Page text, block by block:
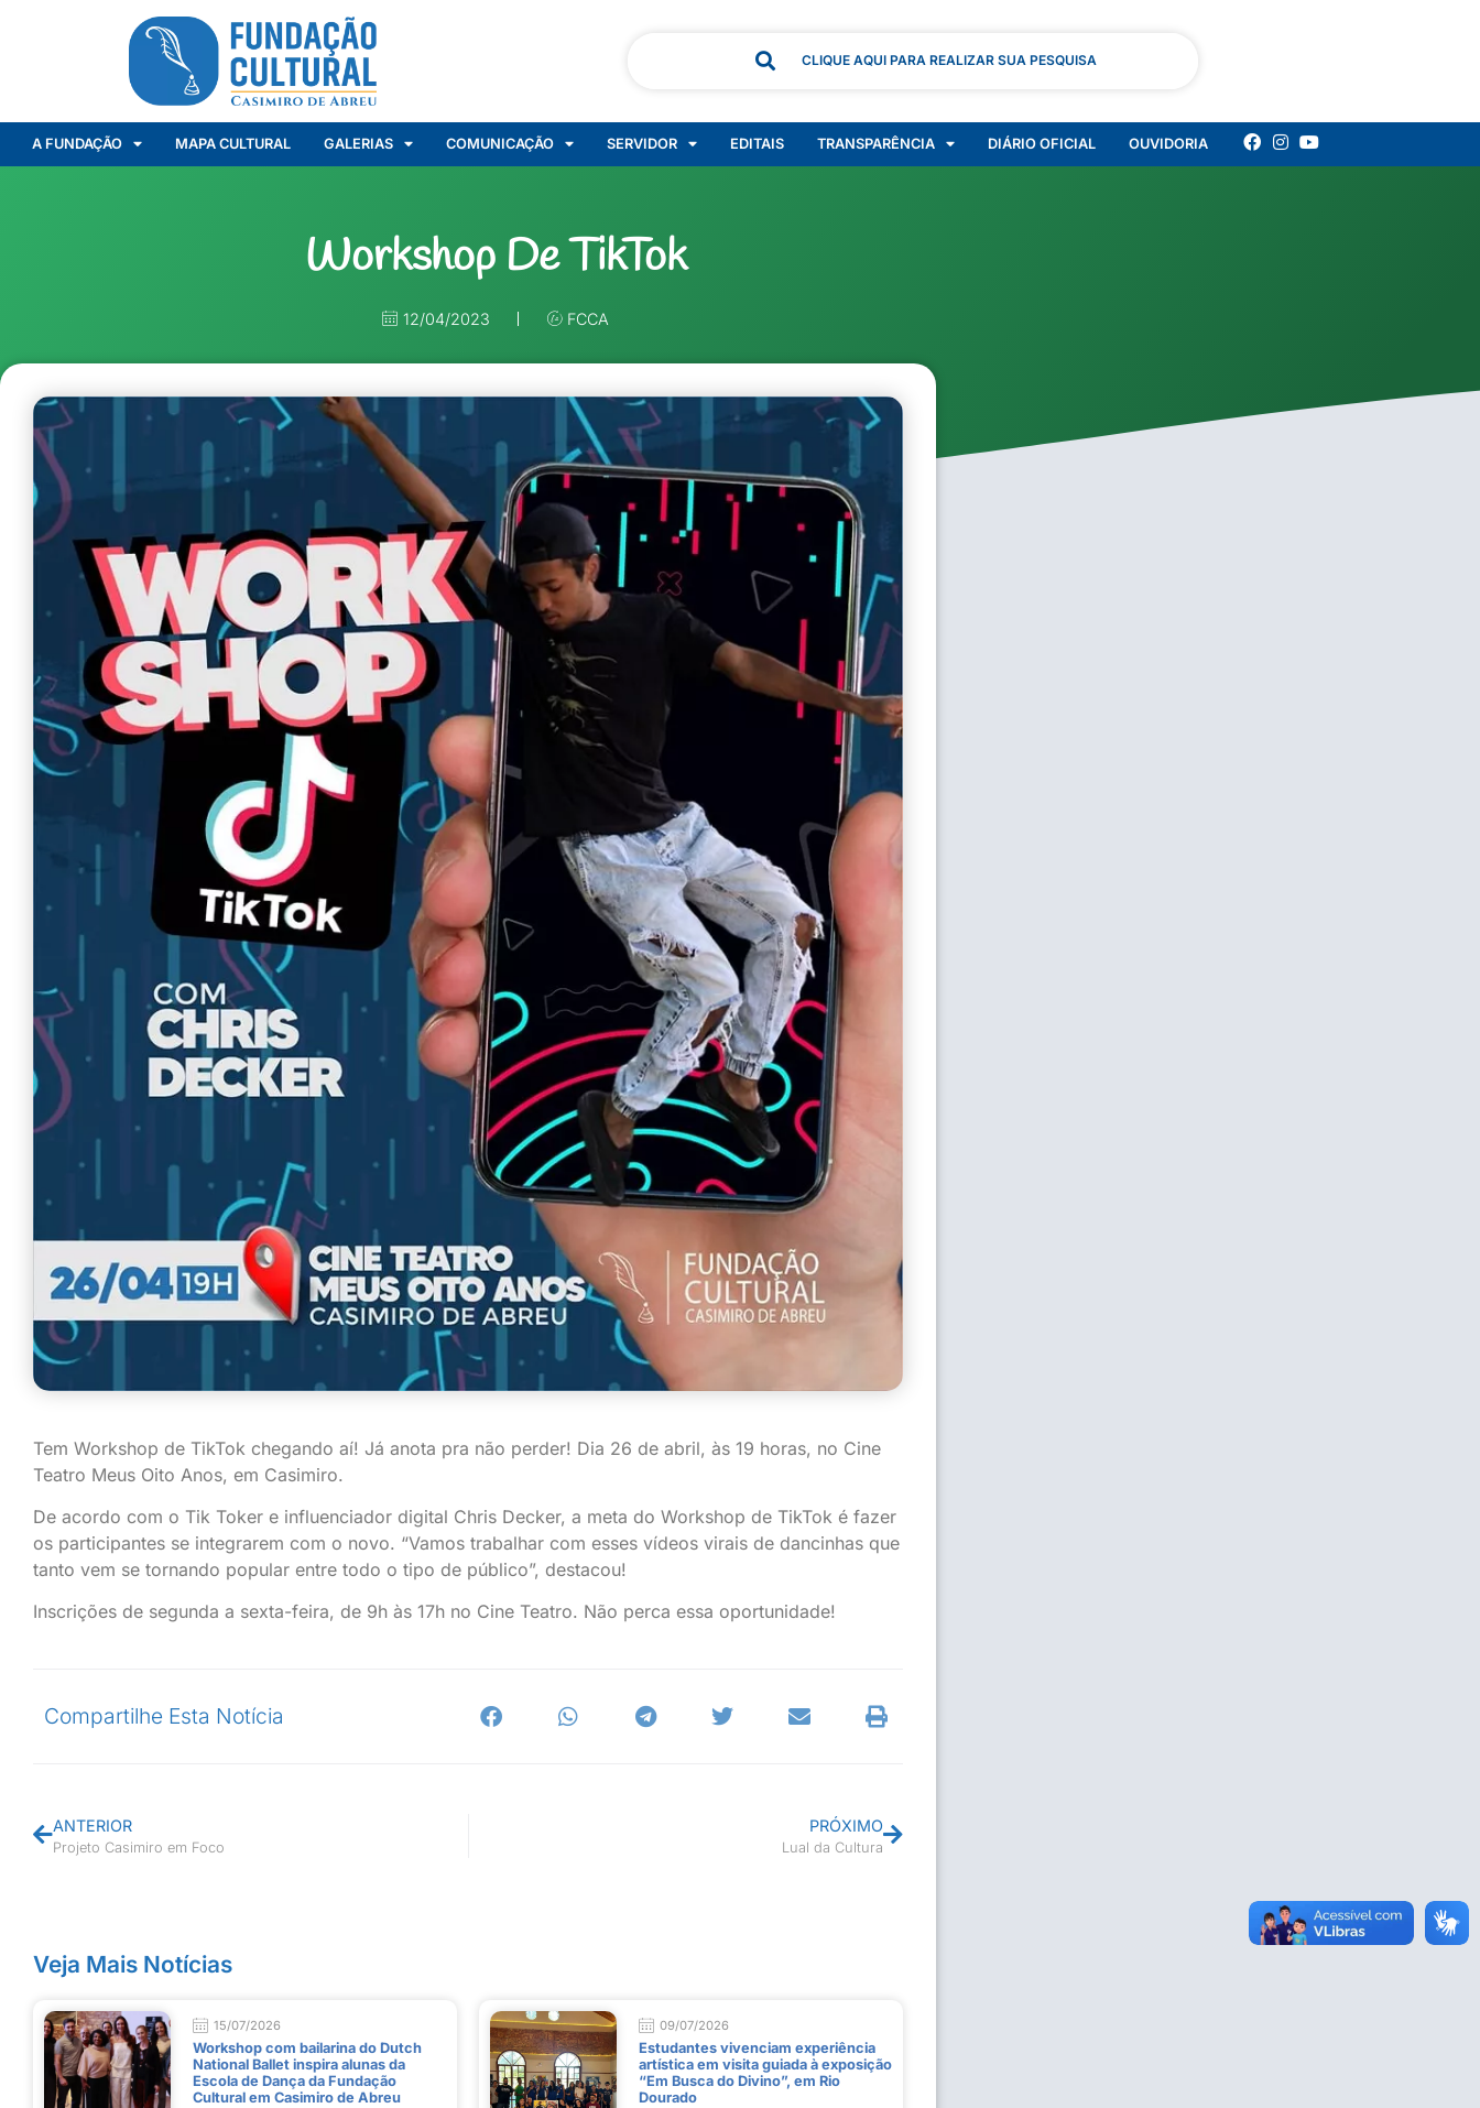
CLIQUE AQUI PARA REALIZAR SUA PESQUISA
A FUNDAÇÃO MAPA CULTURAL GALERIAS COMUNICAÇÃO SERVIDOR EDITAIS TRANSPARÊNCIA DIÁRIO OFICIAL OUVIDORIA
Workshop De TikTok
12/04/2023 FCCA
Tem Workshop de TikTok chegando aí! Já anota pra não perder! Dia 26 de abril, às 19 horas, no Cine
Teatro Meus Oito Anos, em Casimiro.
De acordo com o Tik Toker e influenciador digital Chris Decker, a meta do Workshop de TikTok é fazer
os participantes se integrarem com o novo. “Vamos trabalhar com esses vídeos virais de dancinhas que
tanto vem se tornando popular entre todo o tipo de público”, destacou!
Inscrições de segunda a sexta-feira, de 9h às 17h no Cine Teatro. Não perca essa oportunidade!
Compartilhe Esta Notícia
ANTERIOR
Projeto Casimiro em Foco
PRÓXIMO
Lual da Cultura
Veja Mais Notícias
15/07/2026
Workshop com bailarina do Dutch
National Ballet inspira alunas da
Escola de Dança da Fundação
Cultural em Casimiro de Abreu
09/07/2026
Estudantes vivenciam experiência
artística em visita guiada à exposição
“Em Busca do Divino”, em Rio
Dourado